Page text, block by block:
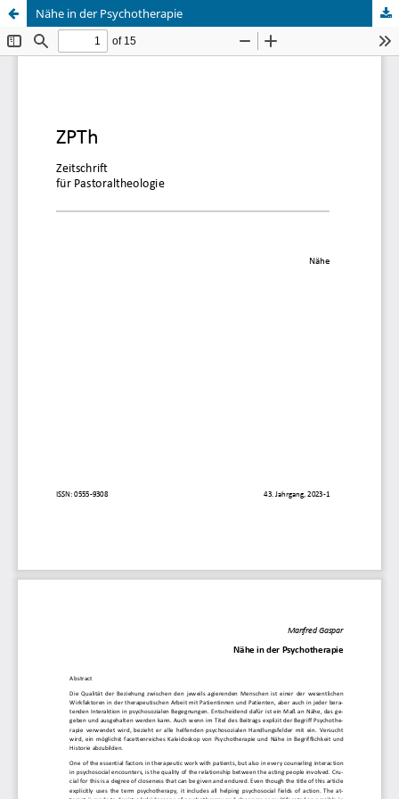
Nähe in der Psychotherapie